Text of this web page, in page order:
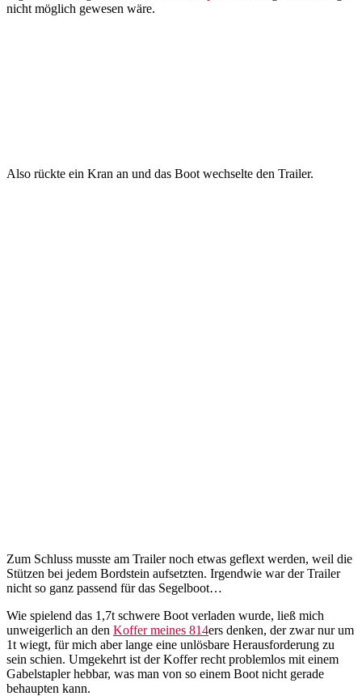
nicht möglich gewesen wäre.
Also rückte ein Kran an und das Boot wechselte den Trailer.
Zum Schluss musste am Trailer noch etwas geflext werden, weil die
Stützen bei jedem Bordstein aufsetzten. Irgendwie war der Trailer
nicht so ganz passend für das Segelboot…
Wie spielend das 1,7t schwere Boot verladen wurde, ließ mich
unweigerlich an den Koffer meines 814ers denken, der zwar nur um
1t wiegt, für mich aber lange eine unlösbare Herausforderung zu
sein schien. Umgekehrt ist der Koffer recht problemlos mit einem
Gabelstapler hebbar, was man von so einem Boot nicht gerade
behaupten kann.